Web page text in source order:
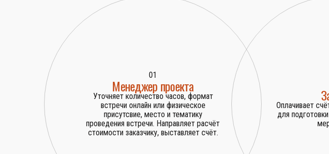
01
Менеджер проекта
Уточняет количество часов, формат
встречи онлайн или физическое
присутсвие, место и тематику
проведения встречи. Направляет расчёт
стоимости заказчику, выставляет счёт.
Оплачивает
для